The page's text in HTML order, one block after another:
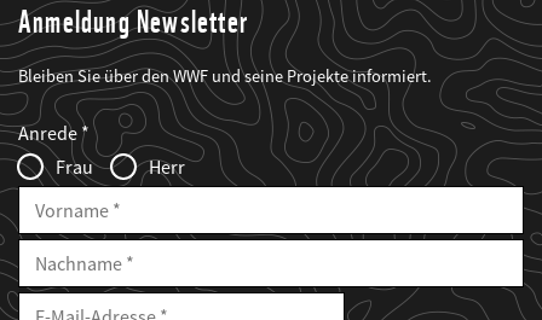
Anmeldung Newsletter
Bleiben Sie über den WWF und seine Projekte informiert.
Web2Case
Infofelder
Fieldset
anrede_name
Anrede
Frau
Herr
Vorname
Nachname
E-